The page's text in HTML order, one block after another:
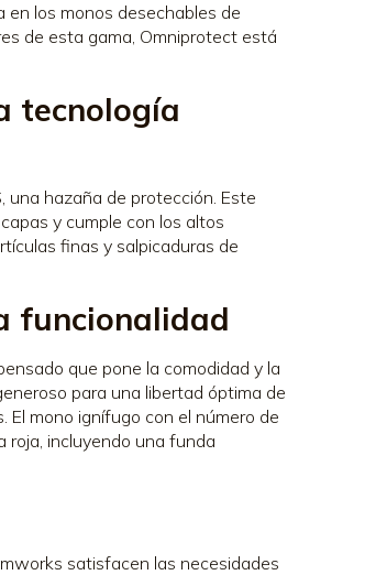
los monos desechables de
de esta gama, Omniprotect está
tecnología
una hazaña de protección. Este
y cumple con los altos
finas y salpicaduras de
funcionalidad
que pone la comodidad y la
para una libertad óptima de
mono ignífugo con el número de
roja, incluyendo una funda
satisfacen las necesidades